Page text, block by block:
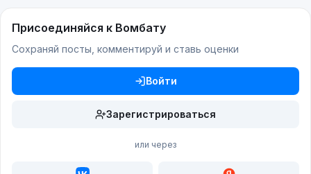
Присоединяйся к Вомбату
Сохраняй посты, комментируй и ставь оценки
Войти
Зарегистрироваться
или через